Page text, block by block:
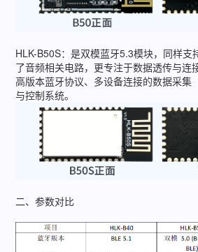
HLK-B50S：是双模蓝牙5.3模块，同样支
了音频相关电路，更专注于数据透传与连
高版本蓝牙协议、多设备连接的数据采集
与控制系统。
二、参数对比